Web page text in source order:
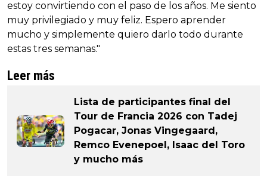
estoy convirtiendo con el paso de los años. Me siento
muy privilegiado y muy feliz. Espero aprender
mucho y simplemente quiero darlo todo durante
estas tres semanas."
Leer más
Lista de participantes final del
Tour de Francia 2026 con Tadej
Pogacar, Jonas Vingegaard,
Remco Evenepoel, Isaac del Toro
y mucho más